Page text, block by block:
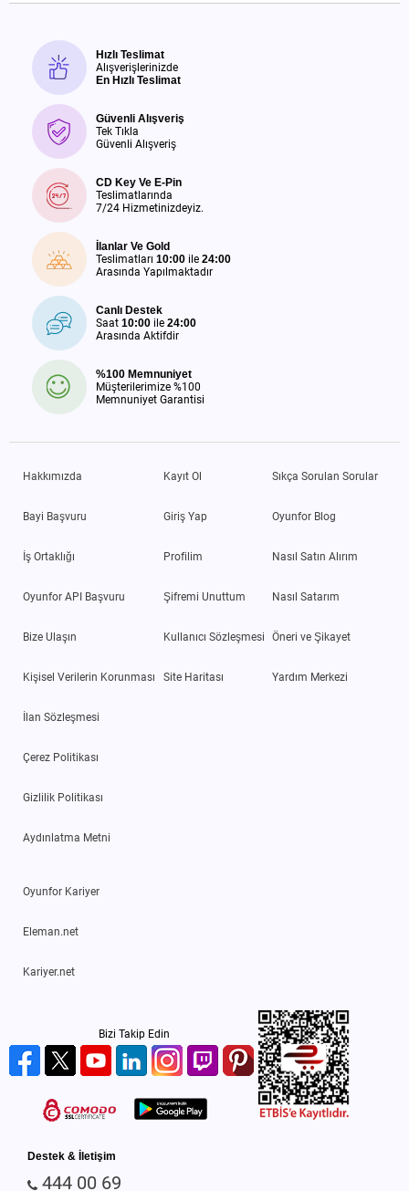
Hızlı Teslimat
Alışverişlerinizde
En Hızlı Teslimat
Güvenli Alışveriş
Tek Tıkla
Güvenli Alışveriş
CD Key Ve E-Pin
Teslimatlarında
7/24 Hizmetinizdeyiz.
İlanlar Ve Gold
Teslimatları 10:00 ile 24:00
Arasında Yapılmaktadır
Canlı Destek
Saat 10:00 ile 24:00
Arasında Aktifdir
%100 Memnuniyet
Müşterilerimize %100
Memnuniyet Garantisi
Hakkımızda
Bayi Başvuru
İş Ortaklığı
Oyunfor API Başvuru
Bize Ulaşın
Kişisel Verilerin Korunması
İlan Sözleşmesi
Çerez Politikası
Gizlilik Politikası
Aydınlatma Metni
Kayıt Ol
Giriş Yap
Profilim
Şifremi Unuttum
Kullanıcı Sözleşmesi
Site Haritası
Sıkça Sorulan Sorular
Oyunfor Blog
Nasıl Satın Alırım
Nasıl Satarım
Öneri ve Şikayet
Yardım Merkezi
Oyunfor Kariyer
Eleman.net
Kariyer.net
Bizi Takip Edin
Destek & İletişim
444 00 69